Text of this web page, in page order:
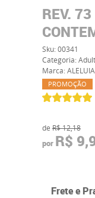
REV.
Sku:00341
Categoria:
Marca:ALELUIA
PROMOÇÃO
de R$ 12,18
por R$
Frete e